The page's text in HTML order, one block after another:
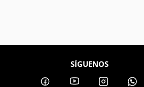
SÍGUENOS